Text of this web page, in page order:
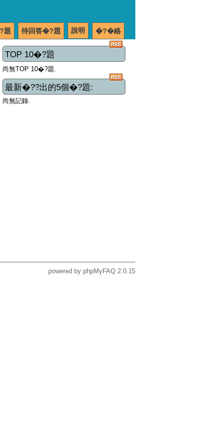
�?�絡
說明
待回答�?題
題
TOP 10�?題
尚無TOP 10�?題.
最新�??出的5個�?題:
尚無記錄.
powered by phpMyFAQ 2.0.15